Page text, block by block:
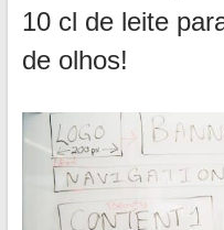
10 cl de leite
de olhos!